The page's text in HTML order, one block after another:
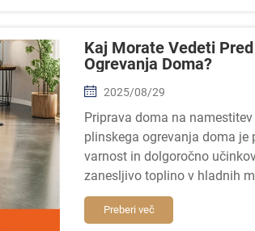
Kaj Morate Vedeti
Ogrevanja Doma?
2025/08/29
Priprava doma na
plinskega ogrevanja doma je
varnost in dolgoročno
zanesljivo toplino v hladnih
v prostoru...
Preberi več